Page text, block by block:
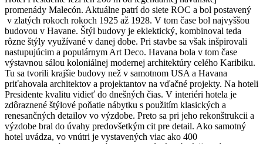
promenády Malecón. Aktuálne patrí do siete ROC a bol postavený
v zlatých rokoch rokoch 1925 až 1928. V tom čase bol najvyššou
budovou v Havane. Štýl budovy je eklektický, kombinoval teda
rôzne štýly využívané v danej dobe. Pri stavbe sa však inšpirovali
nastupujúcim a populárnym Art Deco. Havana bola v tom čase
výstavnou sálou koloniálnej modernej architektúry celého Karibiku.
Tu sa tvorili krajšie budovy než v samotnom USA a Havana
priťahovala architektov a projektantov na vďačné projekty. Na hoteli
Presidente kvalitu vidieť do dnešných čias. V interiéri hotela je
zdôraznené štýlové poňatie nábytku s použitím klasických a
renesančných detailov vo výzdobe. Preto sa pri jeho rekonštrukcii a
výzdobe bral do úvahy predovšetkým cit pre detail. Ako samotný
hotel uvádza, vo vnútri je vystavených viac ako 400